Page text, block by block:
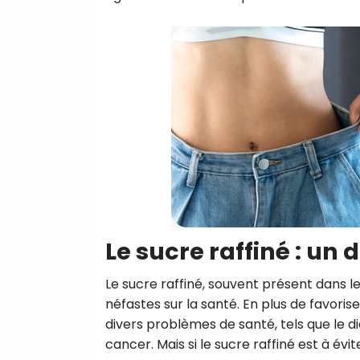
Le sucre raffiné : un
Le sucre raffiné, souvent présent dans
néfastes sur la santé. En plus de
divers problèmes de santé, tels que le
cancer. Mais si le sucre raffiné est à